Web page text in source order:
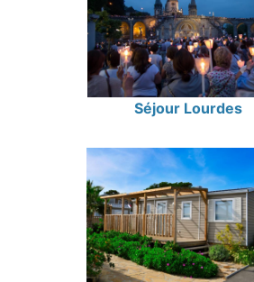
Séjour Lourdes